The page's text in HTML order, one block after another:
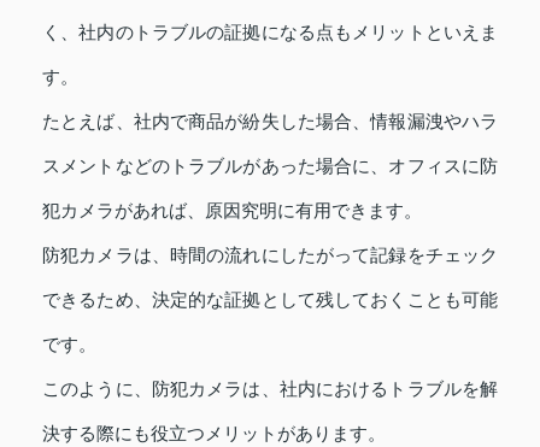
く、社内のトラブルの証拠になる点もメリットといえま
す。
たとえば、社内で商品が紛失した場合、情報漏洩やハラ
スメントなどのトラブルがあった場合に、オフィスに防
犯カメラがあれば、原因究明に有用できます。
防犯カメラは、時間の流れにしたがって記録をチェック
できるため、決定的な証拠として残しておくことも可能
です。
このように、防犯カメラは、社内におけるトラブルを解
決する際にも役立つメリットがあります。